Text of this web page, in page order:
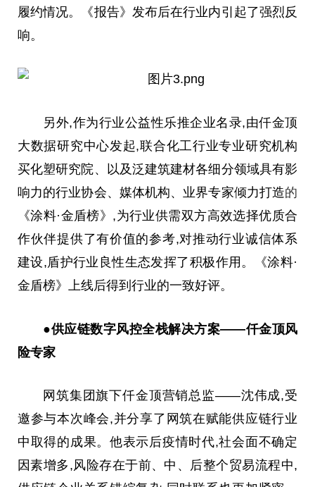
履约情况。《报告》发布后在行业内引起了强烈反
响。
另外,作为行业公益性乐推企业名录,由仟金顶
大数据研究中心发起,联合化工行业专业研究机构
买化塑研究院、以及泛建筑建材各细分领域具有影
响力的行业协会、媒体机构、业界专家倾力打造的
《涂料·金盾榜》,为行业供需双方高效选择优质合
作伙伴提供了有价值的参考,对推动行业诚信体系
建设,盾护行业良性生态发挥了积极作用。《涂料·
金盾榜》上线后得到行业的一致好评。
●供应链数字风控全栈解决方案——仟金顶风
险专家
网筑集团旗下仟金顶营销总 监——沈伟成,受
邀参与本次峰会,并分享了网筑在赋能供应链行业
中取得的成果。他表示后疫情时代,社会面不确定
因素增多,风险存在于前、中、后整个贸易流程中,